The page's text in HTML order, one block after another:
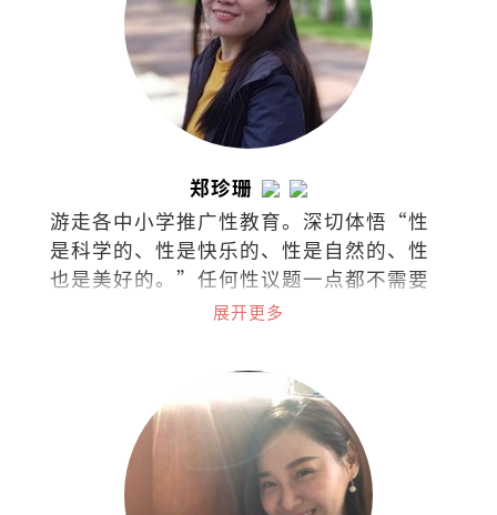
郑珍珊
游走各中小学推广性教育。深切体悟“性
是科学的、性是快乐的、性是自然的、性
也是美好的。”任何性议题一点都不需要
过于隐秘不谈，尤其对身体的认识与接纳
展开更多